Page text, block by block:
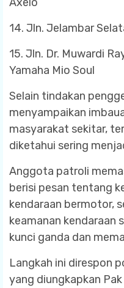
14. Jln. Jelambar
15. Jln. Dr. Muwardi
Yamaha Mio Soul
Selain tindakan
menyampaikan
masyarakat sekitar,
diketahui sering
Anggota patroli
berisi pesan tentang
kendaraan bermotor,
keamanan kendaraan
kunci ganda dan
Langkah ini direspon
yang diungkapkan